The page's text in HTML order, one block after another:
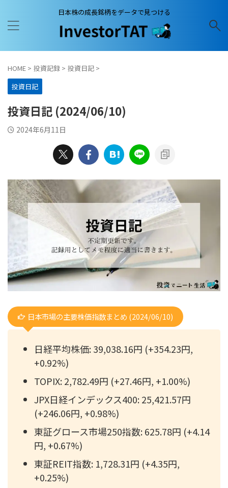
日本株の成長銘柄をデータで見つける
HOME > 投資記録 > 投資日記 >
投資日記
投資日記 (2024/06/10)
2024年6月11日
日本市場の主要株価指数まとめ (2024/06/10)
日経平均株価: 39,038.16円 (+354.23円,
+0.92%)
TOPIX: 2,782.49円 (+27.46円, +1.00%)
JPX日経インデックス400: 25,421.57円
(+246.06円, +0.98%)
東証グロース市場250指数: 625.78円 (+4.14
円, +0.67%)
東証REIT指数: 1,728.31円 (+4.35円,
+0.25%)